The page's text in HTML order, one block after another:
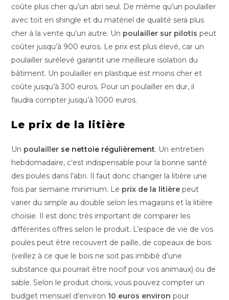
coûte plus cher qu’un abri seul. De même qu’un poulailler
avec toit en shingle et du matériel de qualité sera plus
cher à la vente qu’un autre. Un poulailler sur pilotis peut
coûter jusqu’à 900 euros. Le prix est plus élevé, car un
poulailler surélevé garantit une meilleure isolation du
bâtiment. Un poulailler en plastique est moins cher et
coûte jusqu’à 300 euros. Pour un poulailler en dur, il
faudra compter jusqu’à 1000 euros.
Le prix de la litière
Un poulailler se nettoie régulièrement. Un entretien
hebdomadaire, c’est indispensable pour la bonne santé
des poules dans l’abri. Il faut donc changer la litière une
fois par semaine minimum. Le prix de la litière peut
varier du simple au double selon les magasins et la litière
choisie. Il est donc très important de comparer les
différentes offres selon le produit. L’espace de vie de vos
poules peut être recouvert de paille, de copeaux de bois
(veillez à ce que le bois ne soit pas imbibé d’une
substance qui pourrait être nocif pour vos animaux) ou de
sable. Selon le produit choisi, vous pouvez compter un
budget mensuel d’environ 10 euros environ pour